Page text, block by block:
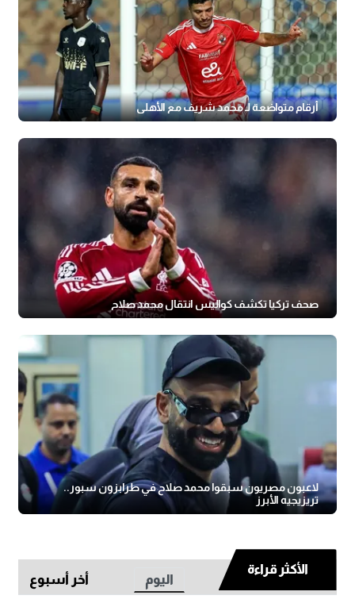
أرقام متواضعة لـ محمد شريف مع الأهلي
صحف تركيا تكشف كواليس انتقال محمد صلاح
لاعبون مصريون سبقوا محمد صلاح في طرابزون سبور..
تريزيجيه الأبرز
الأكثر قراءة
اليوم أخر أسبوع